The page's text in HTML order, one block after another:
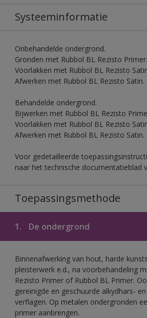
Systeeminformatie
Onbehandelde ondergrond.
Gronden met Rubbol BL Rezisto Primer.
Voorlakken met Rubbol BL Rezisto
Afwerken met Rubbol BL Rezisto Satin.
Behandelde ondergrond.
Bijwerken met Rubbol BL Rezisto
Voorlakken met Rubbol BL Rezisto
Afwerken met Rubbol BL Rezisto Satin.
Voor gedetailleerde
naar het technische documentatieblad
Toepassingsmethode
1. De ondergrond
Binnenafwerking van hout, harde
pleisterwerk e.d., na voorbehandeling
Rezisto Primer of Rubbol BL Primer.
gereinigde en geschuurde alkydhars-
verflagen. Op metalen ondergronden
primer aanbrengen.